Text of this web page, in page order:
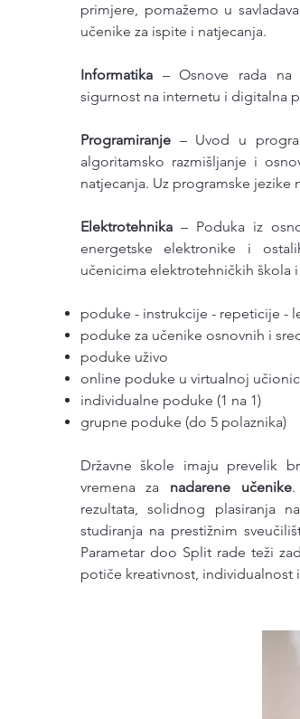
primjere, pomažemo u
učenike za ispite i natjecanja.
Informatika– Osnove rada na
sigurnost na internetu i digitalna
Programiranje – Uvod u
algoritamsko razmišljanje i
natjecanja. Uz programske jezike
Elektrotehnika– Poduka iz
energetske elektronike i
učenicima elektrotehničkih škola
poduke - instrukcije - repeticije -
poduke za učenike osnovnih i
poduke uživo
online poduke u virtualnoj
individualne poduke (1 na 1)
grupne poduke (do 5 polaznika)
​Državne škole imaju prevelik
vremena za nadarene učenike.
rezultata, solidnog plasiranja
studiranja na prestižnim
Parametar doo Split rade teži
potiče kreativnost, individualnost